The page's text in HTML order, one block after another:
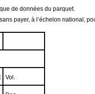
de données du parquet.
payer, à l’échelon national,
Vol.